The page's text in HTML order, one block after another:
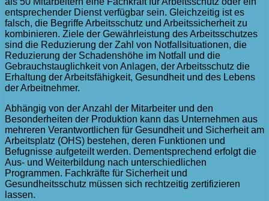
entsprechender Dienst verfügbar sein. Gleichzeitig ist es
falsch, die Begriffe Arbeitsschutz und Arbeitssicherheit zu
kombinieren. Ziele der Gewährleistung des Arbeitsschutzes
sind die Reduzierung der Zahl von Notfallsituationen, die
Reduzierung der Schadenshöhe im Notfall und die
Gebrauchstauglichkeit von Anlagen, der Arbeitsschutz die
Erhaltung der Arbeitsfähigkeit, Gesundheit und des Lebens
der Arbeitnehmer.
Abhängig von der Anzahl der Mitarbeiter und den
Besonderheiten der Produktion kann das Unternehmen aus
mehreren Verantwortlichen für Gesundheit und Sicherheit am
Arbeitsplatz (OHS) bestehen, deren Funktionen und
Befugnisse aufgeteilt werden. Dementsprechend erfolgt die
Aus- und Weiterbildung nach unterschiedlichen
Programmen. Fachkräfte für Sicherheit und
Gesundheitsschutz müssen sich rechtzeitig zertifizieren
lassen.